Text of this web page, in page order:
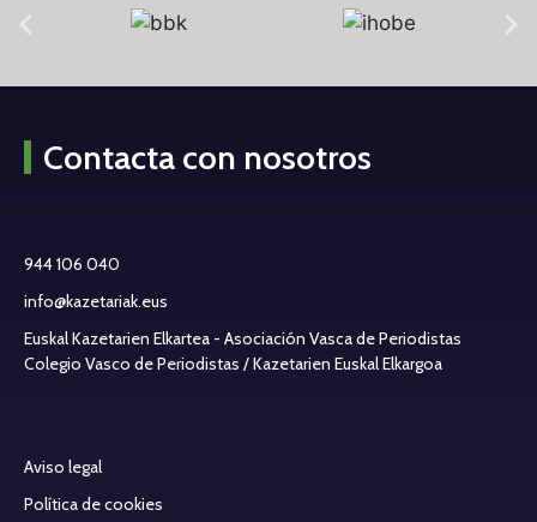
Contacta con nosotros
944 106 040
info@kazetariak.eus
Euskal Kazetarien Elkartea - Asociación Vasca de Periodistas
Colegio Vasco de Periodistas / Kazetarien Euskal Elkargoa
Aviso legal
Política de cookies